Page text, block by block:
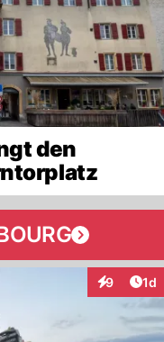
den
9 1d